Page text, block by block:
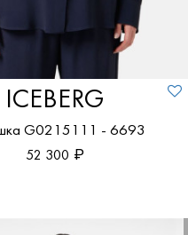
ICEBERG
G0215111 - 6693
52 300